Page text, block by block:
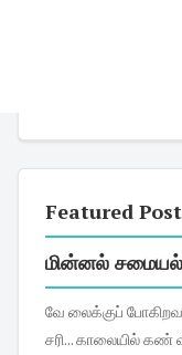
Featured Post
மின்னல் சமையல்
வே லைக்குப் போகிறவர்களானாலும் சரி, இல்லத்தரசிகளானாலும்
சரி... காலையில் கண் விழித்த